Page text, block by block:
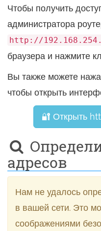
Чтобы получить
администратора
http://
браузера и нажмите
Вы также можете
чтобы открыть
🔐 Открыть
адресов
Нам не удалось
в вашей сети. Это
соображениями